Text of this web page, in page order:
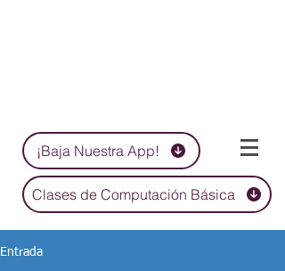
¡Baja Nuestra App!
Clases de Computación Básica
Entrada